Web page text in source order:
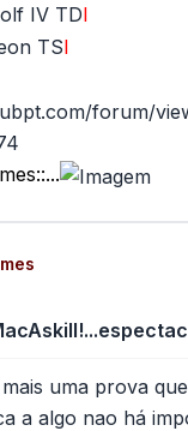
IV TDI
TSI
forum/
uma prova
a algo nao há